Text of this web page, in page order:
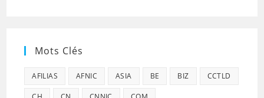
Mots Clés
AFILIAS AFNIC ASIA BE BIZ CCTLD